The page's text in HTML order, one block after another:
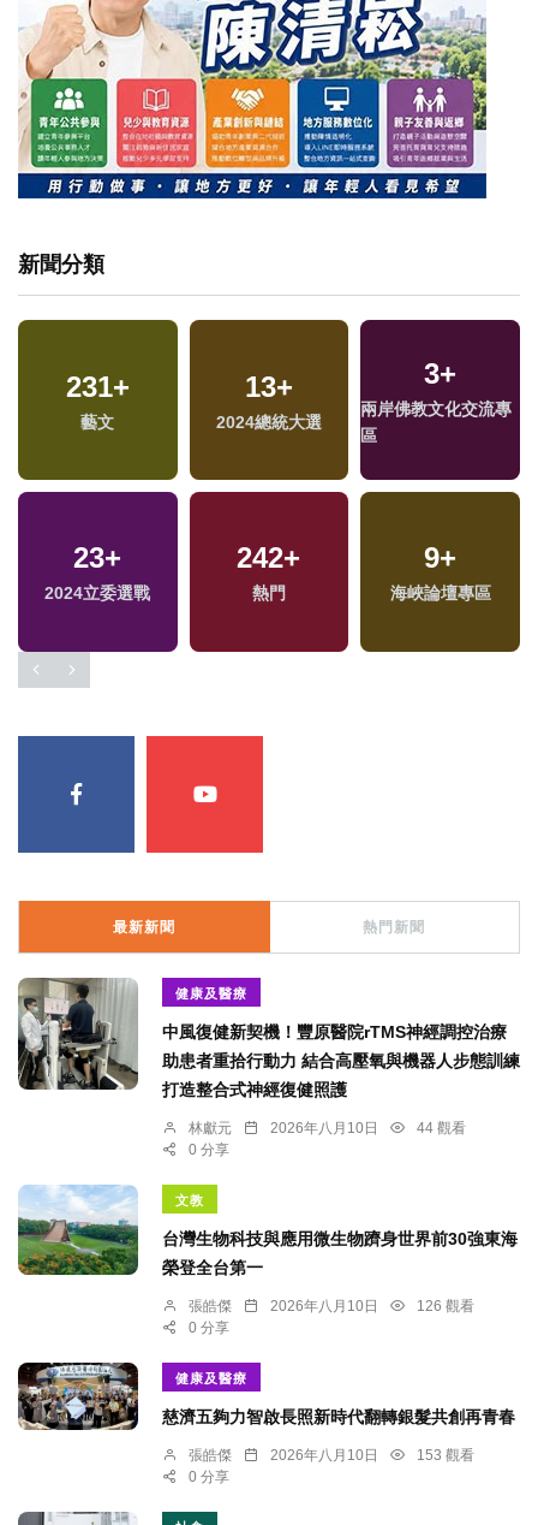
新聞分類
231+
藝文
13+
2024總統大選
3+
兩岸佛教文化交流專
區
23+
2024立委選戰
242+
熱門
9+
海峽論壇專區
最新新聞 熱門新聞
健康及醫療
中風復健新契機！豐原醫院rTMS神經調控治療
助患者重拾行動力 結合高壓氧與機器人步態訓練
打造整合式神經復健照護
林獻元 2026年八月10日
44 觀看
0 分享
文教
台灣生物科技與應用微生物躋身世界前30強東海
榮登全台第一
張皓傑 2026年八月10日
126 觀看
0 分享
健康及醫療
慈濟五夠力智啟長照新時代翻轉銀髮共創再青春
張皓傑 2026年八月10日
153 觀看
0 分享